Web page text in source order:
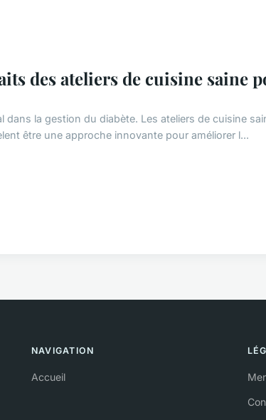
des ateliers de cuisine saine
dans la gestion du diabète. Les ateliers de cuisine
être une approche innovante pour améliorer l...
NAVIGATION
Accueil